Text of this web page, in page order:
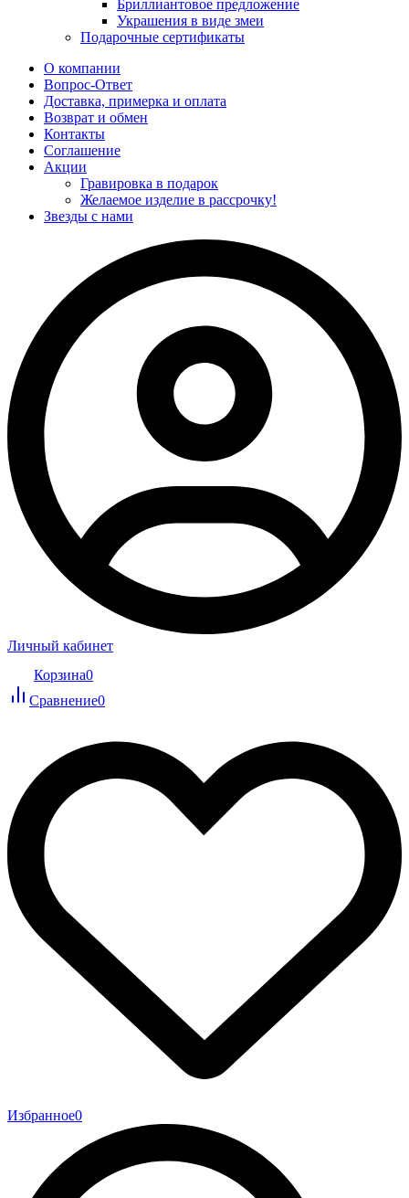
Бриллиантовое предложение
Украшения в виде змеи
Подарочные сертификаты
О компании
Вопрос-Ответ
Доставка, примерка и оплата
Возврат и обмен
Контакты
Соглашение
Акции
Гравировка в подарок
Желаемое изделие в рассрочку!
Звезды с нами
Личный кабинет
Корзина0
Сравнение0
Избранное0